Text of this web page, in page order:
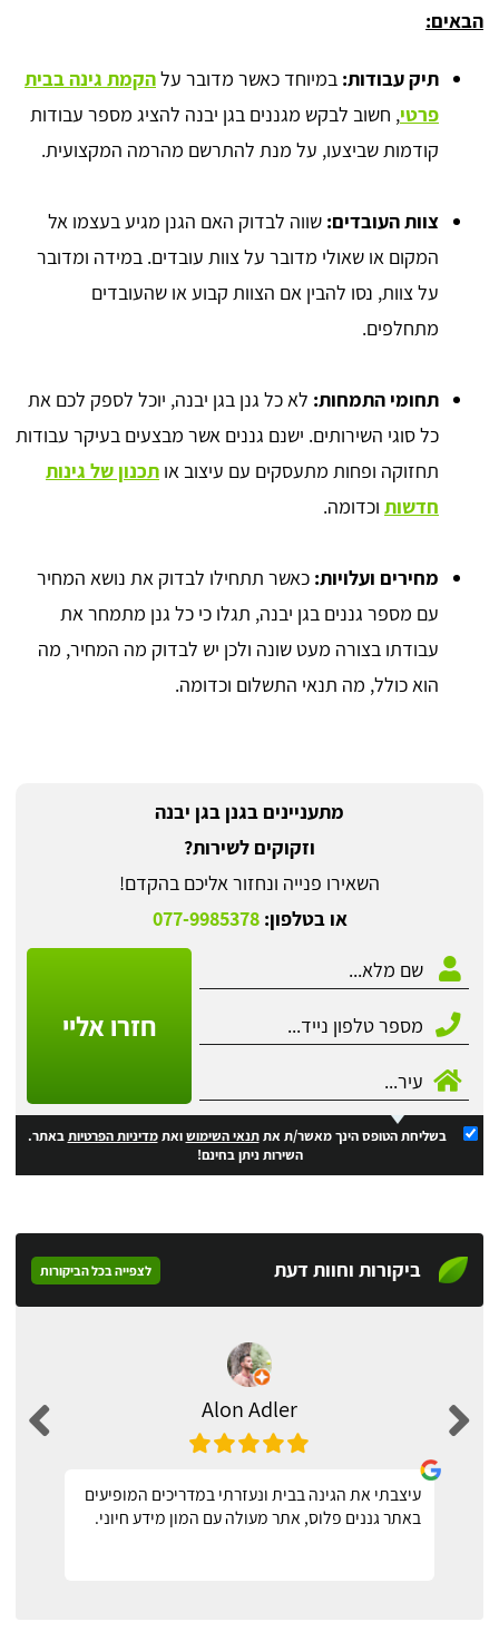
הבאים:
תיק עבודות: במיוחד כאשר מדובר עלהקמת גינה בבית
פרטי, חשוב לבקש מגננים בגן יבנה להציג מספר עבודות
קודמות שביצעו, על מנת להתרשם מהרמה המקצועית.
צוות העובדים: שווה לבדוק האם הגנן מגיע בעצמו אל
המקום או שאולי מדובר על צוות עובדים. במידה ומדובר
על צוות, נסו להבין אם הצוות קבוע או שהעובדים
מתחלפים.
תחומי התמחות: לא כל גנן בגן יבנה, יוכל לספק לכם את
כל סוגי השירותים. ישנם גננים אשר מבצעים בעיקר עבודות
תחזוקה ופחות מתעסקים עם עיצוב או תכנון של גינות
חדשות וכדומה.
מחירים ועלויות: כאשר תתחילו לבדוק את נושא המחיר
עם מספר גננים בגן יבנה, תגלו כי כל גנן מתמחר את
עבודתו בצורה מעט שונה ולכן יש לבדוק מה המחיר, מה
הוא כולל, מה תנאי התשלום וכדומה.
מתעניינים בגנן בגן יבנה
וזקוקים לשירות?
השאירו פנייה ונחזור אליכם בהקדם!
או בטלפון:077-9985378
חזרו אליי
בשליחת הטופס הינך מאשר/ת אתתנאי השימושואתמדיניות הפרטיותבאתר.
השירות ניתן בחינם!
ביקורות וחוות דעת לצפייה בכל הביקורות
Alon Adler
עיצבתי את הגינה בבית ונעזרתי במדריכים המופיעים
באתר גננים פלוס, אתר מעולה עם המון מידע חיוני.